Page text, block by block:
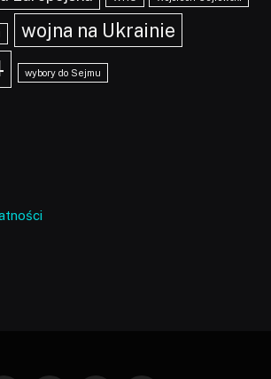
wojna na Ukrainie
wybory do Sejmu